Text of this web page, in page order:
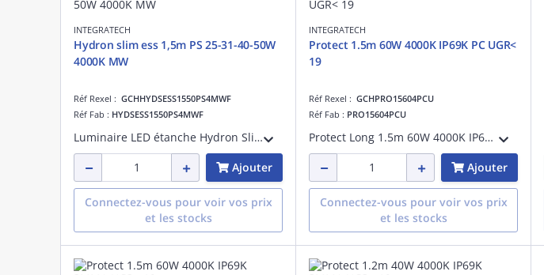
INTEGRATECH
Hydron slim ess 1,5m PS 25-31-40-50W
4000K MW
Réf Rexel : GCHHYDSESS1550PS4MWF
Réf Fab : HYDSESS1550PS4MWF
Luminaire LED étanche Hydron Slim Essential avec power switch 25-31-40-50W Le luminaire a une température de couleur de 4000K et un rendement jusqu'à 135lm/W. Notre hydron slim est équipé d'un driver anti-scintillement et est IP65 avec un c
Ajouter
Connectez-vous pour voir vos prix
et les stocks
INTEGRATECH
Protect 1.5m 60W 4000K IP69K PC UGR<
19
Réf Rexel : GCHPRO15604PCU
Réf Fab : PRO15604PCU
Protect Long 1.5m 60W 4000K IP69K PC UGR< 19, classe I, adapté à une suspension, IK10, IP69K, faisceau extensif 40-80°, 60W, 7180lm, uniformité de la couleur:SDCM3, GR0, test fil incand.:850 °C, 120lm/W, UGR:17, montage au plafond
Ajouter
Connectez-vous pour voir vos prix
et les stocks